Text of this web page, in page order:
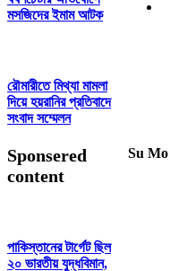
মসজিদের ইমাম আটক
রৌমারীতে মিথ্যা মামলা
দিয়ে হয়রানির প্রতিবাদে
সংবাদ সম্মেলন
Sponsered
content
পাকিস্তানের টার্গেট ছিল
২০ ভারতীয় যুদ্ধবিমান,
Su Mo